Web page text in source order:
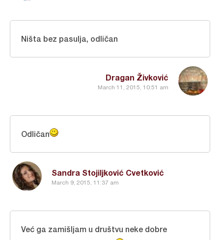
Dragan Živković
March 11, 2015, 10:51 am
Ništa bez pasulja, odličan
Sandra Stojiljković Cvetković
March 9, 2015, 11:37 am
Odličan
Već ga zamišljam u društvu neke dobre